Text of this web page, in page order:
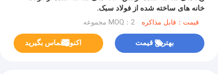
خانه های ساخته شده از فولاد سبک.
قیمت：قابل مذاکره MOQ：2 مجموعه
بهترین قیمت اکنون تماس بگیرید